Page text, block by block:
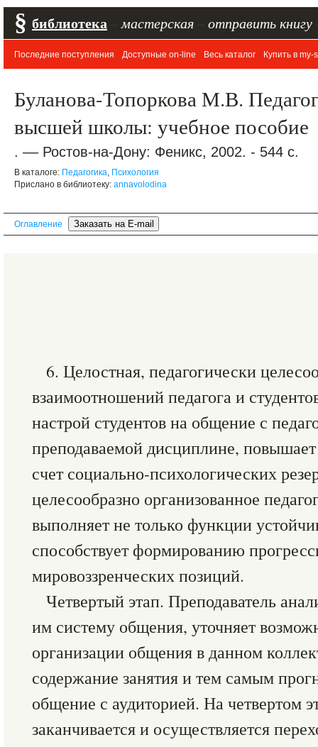
§ библиотека мастерская отправить книгу
Последние поступления Доступные on-line Весь каталог Купить в my-
Буланова-Топоркова М.В.
высшей школы: учебное пособие
. –– Ростов-на-Дону: Феникс, 2002. - 544 с.
В каталоге: Педагогика, Психология
Прислано в библиотеку: annavolodina
Оглавление
6. Целостная, педагогически
взаимоотношений педагога и
настрой студентов на общение с
преподаваемой дисциплине,
счет социально-психологических
целесообразно организованное
выполняет не только функции
способствует формированию
мировоззренческих позиций.
Четвертый этап. Преподаватель
им систему общения, уточняет
организации общения в данном
содержание занятия и тем самым
общение с аудиторией. На четвертом
заканчивается и осуществляется